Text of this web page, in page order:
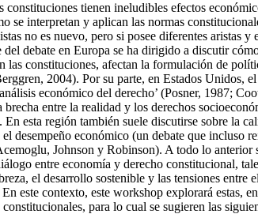
constituciones tienen ineludibles efectos
se interpretan y aplican las normas
no es nuevo, pero si posee diferentes aristas
del debate en Europa se ha dirigido a discutir
las constituciones, afectan la formulación de
2004). Por su parte, en Estados Unidos,
económico del derecho’ (Posner, 1987;
brecha entre la realidad y los derechos
En esta región también suele discutirse sobre la
el desempeño económico (un debate que incluso
Johnson y Robinson). A todo lo anterior
entre economía y derecho constitucional,
el desarrollo sostenible y las tensiones
este contexto, este workshop explorará estas,
para lo cual se sugieren las